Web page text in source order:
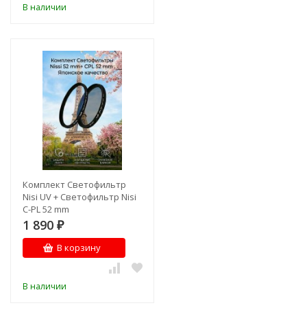
В наличии
Комплект Светофильтр
Nisi UV + Светофильтр Nisi
C-PL 52 mm
1 890 ₽
В корзину
В наличии